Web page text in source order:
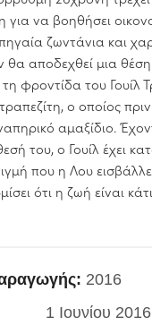
για να βοηθήσει
ζωντάνια και
θα αποδεχθεί µια
φροντίδα του Γουίλ
ο οποίος
αµαξίδιο.
του, ο Γουίλ έχει
που η Λου
ότι η ζωή είναι
2016
1 Ιουνίου 2016